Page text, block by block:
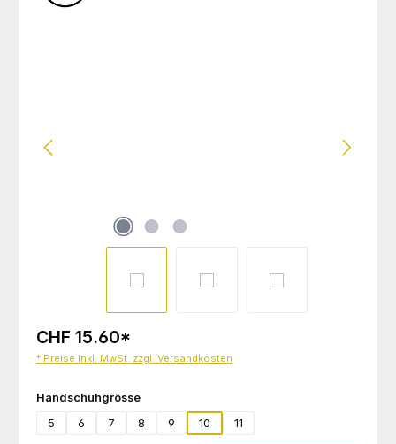
CHF 15.60*
* Preise inkl. MwSt. zzgl. Versandkosten
Handschuhgrösseauswählen
5
6 7 8 9 10 11